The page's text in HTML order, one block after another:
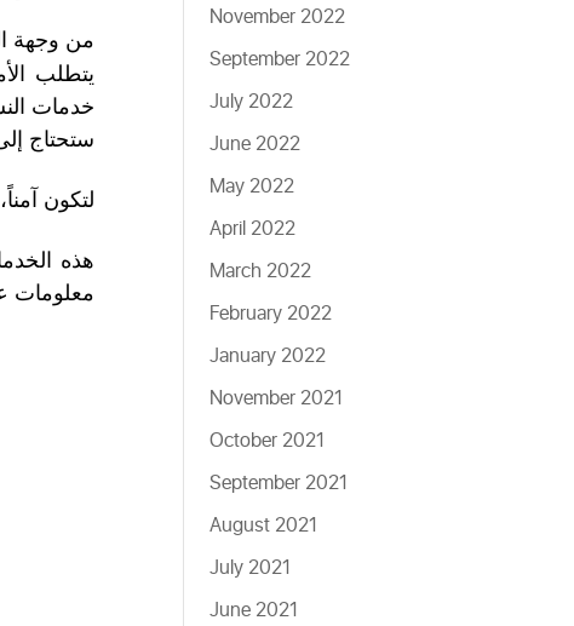
من وجهة
يتطلب
خدمات
ستحتاج
لتكون
هذه
معلومات
November 2022
September 2022
July 2022
June 2022
May 2022
April 2022
March 2022
February 2022
January 2022
November 2021
October 2021
September 2021
August 2021
July 2021
June 2021